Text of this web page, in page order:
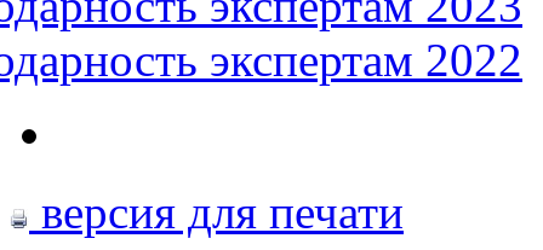
экспертам 2022
версия для печати